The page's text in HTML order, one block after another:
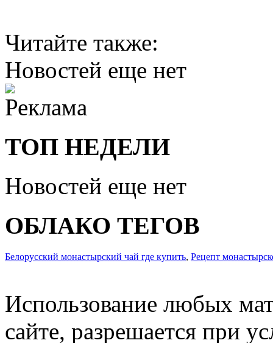
Читайте также:
Новостей еще нет
ТОП НЕДЕЛИ
Новостей еще нет
ОБЛАКО ТЕГОВ
Белорусский монастырский чай где купить, Рецепт
Использование любых
сайте, разрешается при